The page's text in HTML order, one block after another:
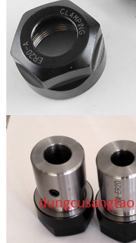
50.000đ
Đầu siết collet ER20 3.175mm
50.000đ
Đầu siết collet ER20 2.0mm
50.000đ
Đầu siết collet ER20 1.0mm
50.000đ